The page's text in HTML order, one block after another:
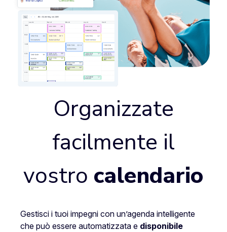
Organizzate
facilmente il
vostro calendario
Gestisci i tuoi impegni con un’agenda intelligente
che può essere automatizzata e disponibile